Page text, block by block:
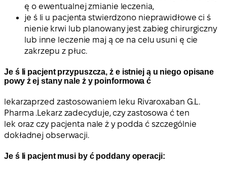
ę o ewentualnej zmianie leczenia,
je ś li u pacjenta stwierdzono nieprawidłowe ci ś
nienie krwi lub planowany jest zabieg chirurgiczny
lub inne leczenie maj ą ce na celu usuni ę cie
zakrzepu z płuc.
Je ś li pacjent przypuszcza, ż e istniej ą u niego opisane
powy ż ej stany nale ż y poinformowa ć
lekarzaprzed zastosowaniem leku Rivaroxaban G.L.
Pharma .Lekarz zadecyduje, czy zastosowa ć ten
lek oraz czy pacjenta nale ż y podda ć szczególnie
dokładnej obserwacji.
Je ś li pacjent musi by ć poddany operacji: